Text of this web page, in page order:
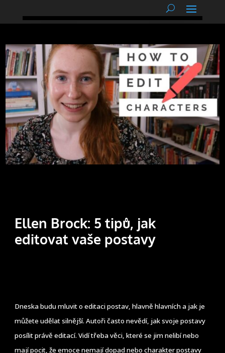
Ellen Brock: 5 tipů, jak
editovat vaše postavy
Dneska budu mluvit o editaci postav, hlavně hlavních a jak je
můžete udělat silnější. Autoři často nevědí, jak svoje postavy
posílit právě editací. Vidí třeba věci, které se jim nelibí nebo
mají pocit, že emoce nemají dopad nebo charakter postavy